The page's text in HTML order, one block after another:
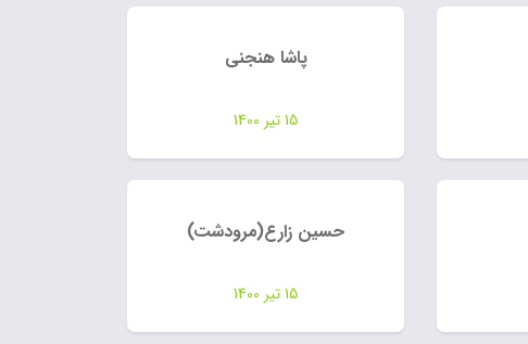
پاشا هنجنی
15 تیر 1400
حسین زارع(مرودشت)
15 تیر 1400